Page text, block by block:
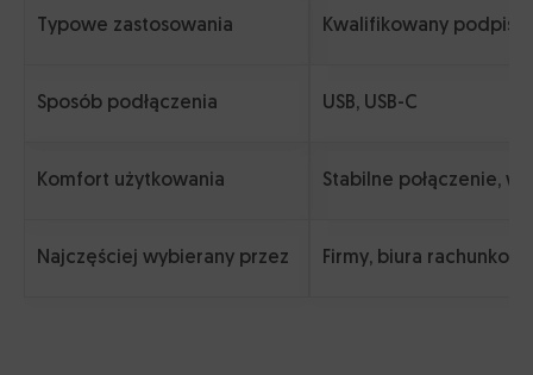
Typowe zastosowania Kwalifikowany podpis
Sposób podłączenia USB, USB-C
Komfort użytkowania Stabilne połączenie,
Najczęściej wybierany przez Firmy, biura